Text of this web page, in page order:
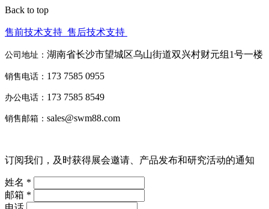
Back to top
售前技术支持 售后技术支持
公司地址： 湖南省长沙市望城区乌山街道双兴村财元组1号一楼
销售电话： 173 7585 0955
办公电话： 173 7585 8549
销售邮箱： sales@swm88.com
订阅我们，及时获得展会邀请、产品发布和研究活动的通知
姓名 *
邮箱 *